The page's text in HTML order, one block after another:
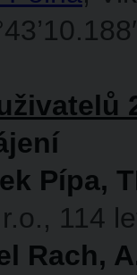
Pípa,
114
Rach,